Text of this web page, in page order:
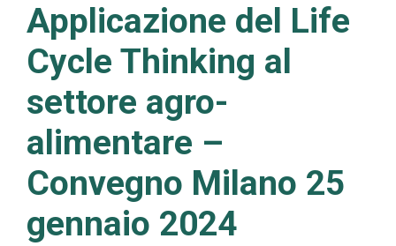
Applicazione del Life
Cycle Thinking al
settore agro-
alimentare –
Convegno Milano 25
gennaio 2024